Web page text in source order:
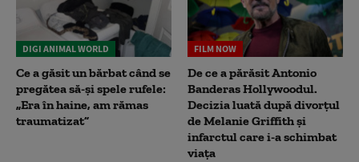
DIGI ANIMAL WORLD
Ce a găsit un bărbat când se
pregătea să-și spele rufele:
„Era în haine, am rămas
traumatizat”
FILM NOW
De ce a părăsit Antonio
Banderas Hollywoodul.
Decizia luată după divorțul
de Melanie Griffith și
infarctul care i-a schimbat
viața